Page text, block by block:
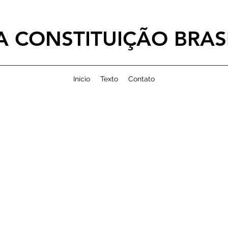
CONSTITUIÇÃO
Início Texto Contato